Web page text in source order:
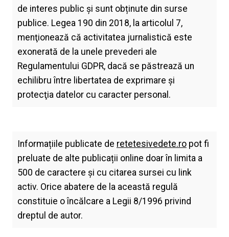
de interes public și sunt obținute din surse
publice. Legea 190 din 2018, la articolul 7,
menţionează că activitatea jurnalistică este
exonerată de la unele prevederi ale
Regulamentului GDPR, dacă se păstrează un
echilibru între libertatea de exprimare şi
protecţia datelor cu caracter personal.
Informațiile publicate de retetesivedete.ropot fi
preluate de alte publicații online doar în limita a
500 de caractere și cu citarea sursei cu link
activ. Orice abatere de la această regulă
constituie o încălcare a Legii 8/1996 privind
dreptul de autor.